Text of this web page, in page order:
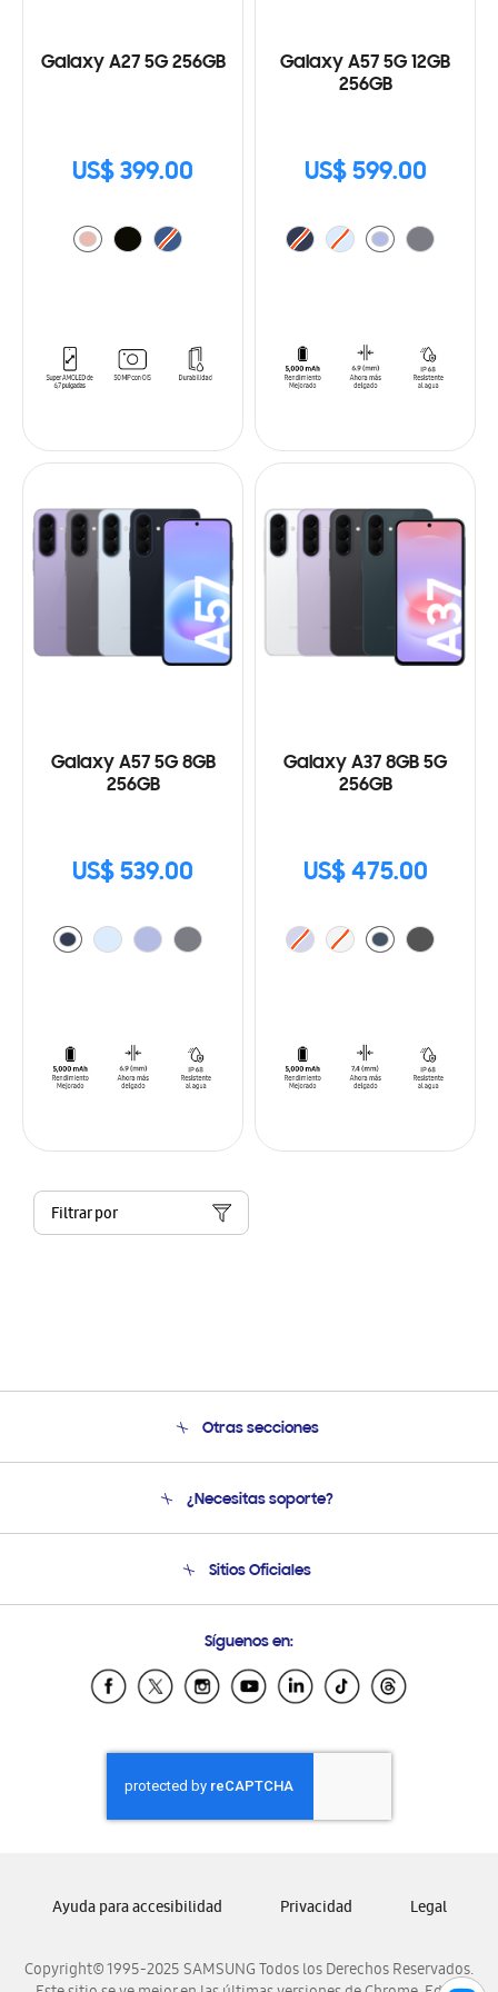
Galaxy A27 5G 256GB
US$ 399.00
Galaxy A57 5G 12GB
256GB
US$ 599.00
Galaxy A57 5G 8GB
256GB
US$ 539.00
Galaxy A37 8GB 5G
256GB
US$ 475.00
Filtrar por
Otras secciones
Soporte
Condiciones de Compra
¿Necesitas soporte?
Soporte vía eMail
Sitios Oficiales
Samsung Ecuador
Samsung El Salvador
Samsung Honduras
Samsung Nicaragua
Samsung Panamá
Samsung Venezuela
Síguenos en:
Copyright© 1995-2025 SAMSUNG Todos los Derechos Reservados.
Ayuda para accesibilidad Privacidad Legal